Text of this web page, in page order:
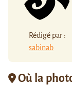
Rédigé par :
sabinab
Où la